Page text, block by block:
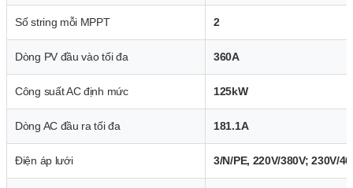
Số string mỗi MPPT 2
Dòng PV đầu vào tối đa 360A
Công suất AC định mức 125kW
Dòng AC đầu ra tối đa 181.1A
Điện áp lưới 3/N/PE, 220V/380V; 230V/